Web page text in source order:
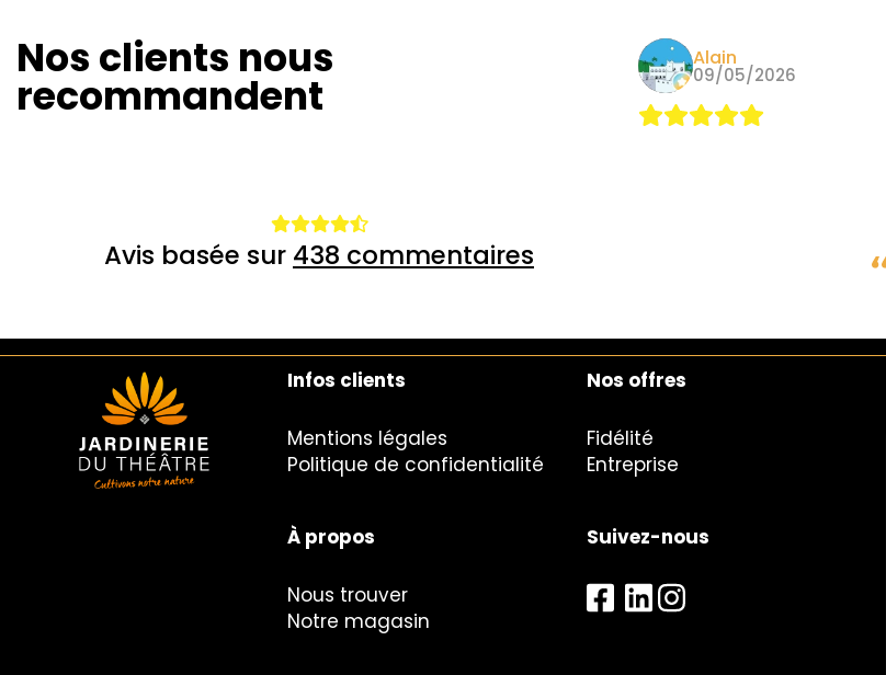
Nos clients nous
recommandent
Avis basée sur 438 commentaires
Marilyne Morin
20/08/2024
Alain
09/05/2026
Infos clients
Mentions légales
Politique de confidentialité
Nos offres
Fidélité
Entreprise
À propos
Nous trouver
Notre magasin
Suivez-nous